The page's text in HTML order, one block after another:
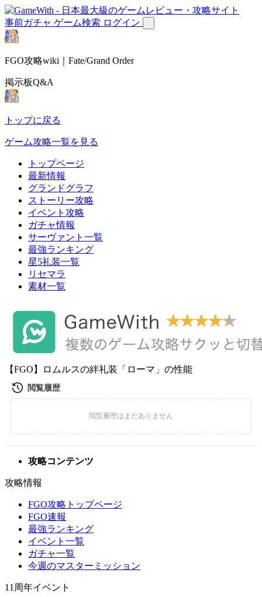
事前ガチャ ゲーム検索 ログイン
FGO攻略wiki｜Fate/Grand Order
掲示板Q&A
トップに戻る
ゲーム攻略一覧を見る
トップページ
最新情報
グランドグラフ
ストーリー攻略
イベント攻略
ガチャ情報
サーヴァント一覧
最強ランキング
星5礼装一覧
リセマラ
素材一覧
【FGO】ロムルスの絆礼装「ローマ」の性能
攻略コンテンツ
攻略情報
FGO攻略トップページ
FGO速報
最強ランキング
イベント一覧
ガチャ一覧
今週のマスターミッション
11周年イベント